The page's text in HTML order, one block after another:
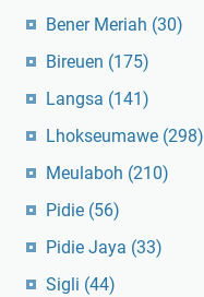
Bener Meriah (30)
Bireuen (175)
Langsa (141)
Lhokseumawe (298)
Meulaboh (210)
Pidie (56)
Pidie Jaya (33)
Sigli (44)